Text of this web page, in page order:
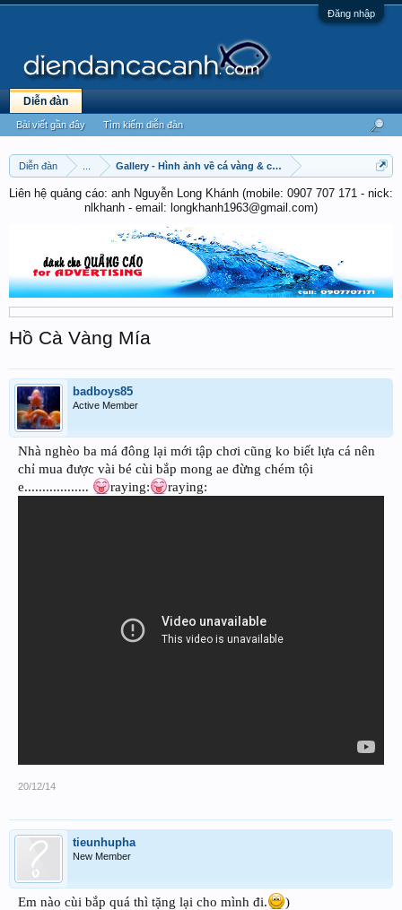
Đăng nhập
Diễn đàn Gallery - Hình ảnh về cá vàng & cá chép
Liên hệ quảng cáo: anh Nguyễn Long Khánh (mobile: 0907 707 171 - nick:
nlkhanh - email: longkhanh1963@gmail.com)
Hồ Cà Vàng Mía
badboys85
Active Member
Nhà nghèo ba má đông lại mới tập chơi cũng ko biết lựa cá nên
chỉ mua được vài bé cùi bắp mong ae đừng chém tội
e..................
raying: raying:
20/12/14
tieunhupha
New Member
Em nào cùi bắp quá thì tặng lại cho mình đi. )
Diễn đàn
Bài viết gần đây Tìm kiếm diễn đàn